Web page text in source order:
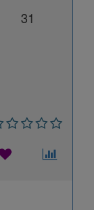
31